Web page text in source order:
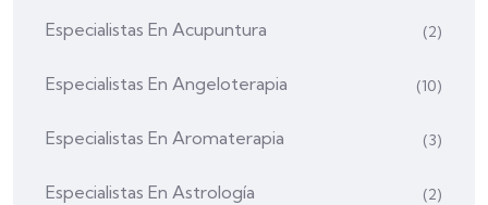
Especialistas En Acupuntura (2)
Especialistas En Angeloterapia (10)
Especialistas En Aromaterapia (3)
Especialistas En Astrología (2)